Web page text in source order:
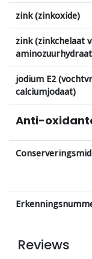
zink (zinkoxide)
zink (zinkchelaat
jodium E2
calciumjodaat)
Anti-
Reviews